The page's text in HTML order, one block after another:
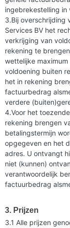
ingebrekestelling in
3.Bij overschrijding
Services BV het
verkrijging van
rekening te
wettelijke
voldoening buiten
het in rekening
factuurbedrag
verdere
4.Voor het
rekening brengen
betalingstermijn
opgegeven en het
adres. U ontvangt
niet (kunnen)
verantwoordelijk
factuurbedrag
3. Prijzen
3.1 Alle prijzen